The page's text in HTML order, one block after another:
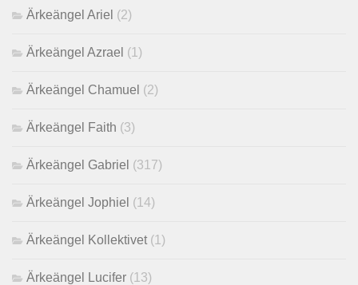
Ärkeängel Ariel (2)
Ärkeängel Azrael (1)
Ärkeängel Chamuel (2)
Ärkeängel Faith (3)
Ärkeängel Gabriel (317)
Ärkeängel Jophiel (14)
Ärkeängel Kollektivet (1)
Ärkeängel Lucifer (13)